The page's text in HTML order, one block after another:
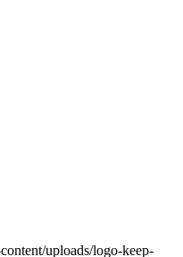
uploads/logo-keep-